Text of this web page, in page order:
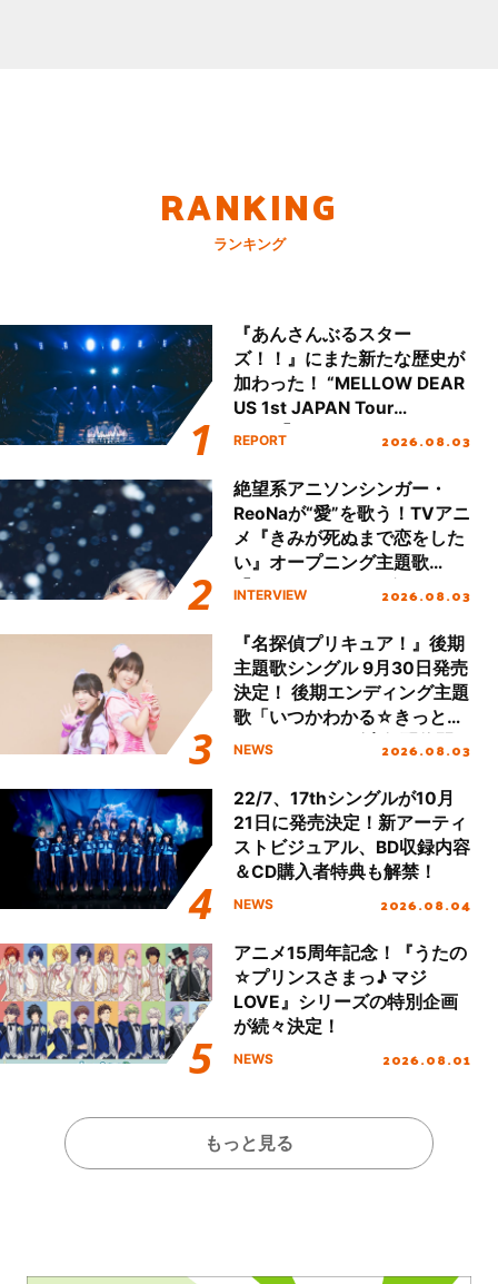
RANKING
ランキング
『あんさんぶるスター
ズ！！』にまた新たな歴史が
加わった！ “MELLOW DEAR
US 1st JAPAN Tour
Final「NICE to meet YOU
ート!!
REPORT 2026.08.03
絶望系アニソンシンガー・
ReoNaが“愛”を歌う！TVアニ
メ『きみが死ぬまで恋をした
い』オープニング主題歌
「Amore」インタビュー
INTERVIEW 2026.08.03
『名探偵プリキュア！』後期
主題歌シングル 9月30日発売
決定！ 後期エンディング主題
歌「いつかわかる☆きっとあ
える」TVサイズ先行配信開
NEWS 2026.08.03
22/7、17thシングルが10月
21日に発売決定！新アーティ
ストビジュアル、BD収録内容
＆CD購入者特典も解禁！
NEWS 2026.08.04
アニメ15周年記念！『うたの
☆プリンスさまっ♪ マジ
LOVE』シリーズの特別企画
が続々決定！
NEWS 2026.08.01
もっと見る